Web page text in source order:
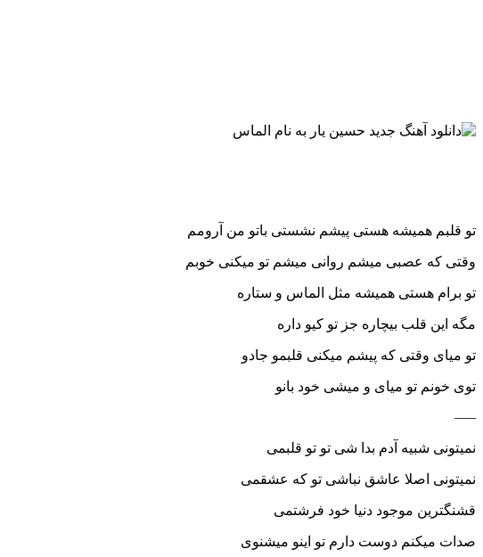
تو قلبم همیشه هستی پیشم نشستی باتو من آرومم
وقتی که عصبی میشم روانی میشم تو میکنی خوبم
تو برام هستی همیشه مثل الماس و ستاره
مگه این قلب بیچاره جز تو کیو داره
تو میای وقتی که پیشم میکنی قلبمو جادو
توی خونم تو میای و میشی خود بانو
—–
نمیتونی شبیه آدم بدا شی تو تو قلبمی
نمیتونی اصلا عاشق نباشی تو که عشقمی
قشنگترین موجود دنیا خود فرشتمی
صدات میکنم دوست دارم تو اینو میشنوی